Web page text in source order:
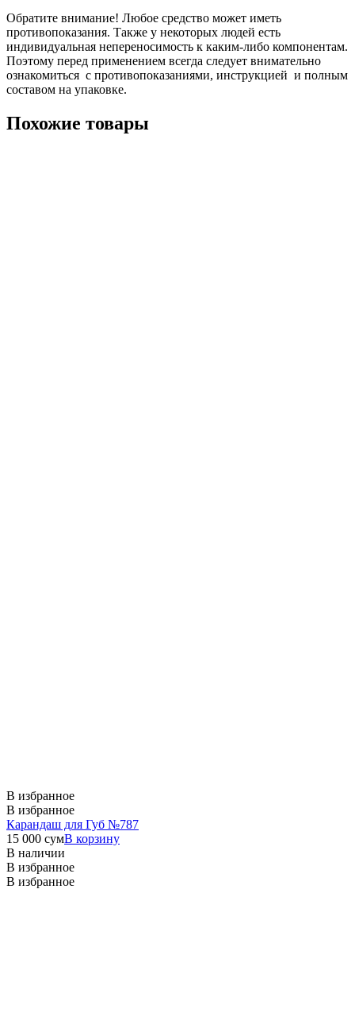
Обратите внимание! Любое средство может иметь
противопоказания. Также у некоторых людей есть
индивидуальная непереносимость к каким-либо компонентам.
Поэтому перед применением всегда следует внимательно
ознакомиться с противопоказаниями, инструкцией и полным
составом на упаковке.
Похожие товары
В избранное
В избранное
Карандаш для Губ №787
15 000 сумВ корзину
В наличии
В избранное
В избранное